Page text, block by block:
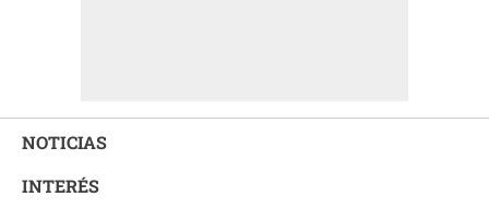
NOTICIAS
INTERÉS